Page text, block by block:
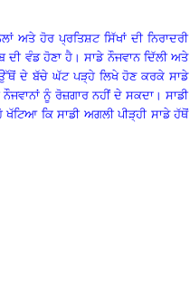
ਅਤੇ ਹੋਰ ਪ੍ਰਤਿਸ਼ਟ ਸਿੱਖਾਂ ਦੀ ਨਿਰਾਦਰੀ
ਦੀ ਵੰਡ ਹੋਣਾ ਹੈ ।ਸਾਡੇ ਨੌਜਵਾਨ ਦਿੱਲੀ ਅਤੇ
ਦੇ ਬੱਚੇ ਘੱਟ ਪੜ੍ਹੇ ਲਿਖੇ ਹੋਣ ਕਰਕੇ ਸਾਡੇ
ਨੌਜਵਾਨਾਂ ਨੂੰ ਰੋਜ਼ਗਾਰ ਨਹੀਂ ਦੇ ਸਕਦਾ ।ਸਾਡੀ
ਖੱਟਿਆ ਕਿ ਸਾਡੀ ਅਗਲੀ ਪੀੜ੍ਹੀ ਸਾਡੇ ਹੱਥੋਂ